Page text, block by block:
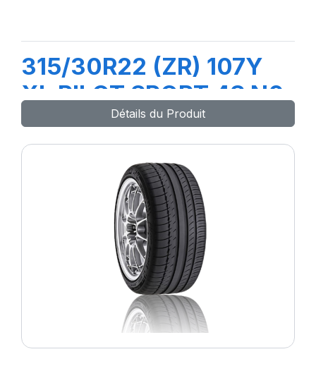
315/30R22 (ZR) 107Y
XL PILOT SPORT 4S N0
Détails du Produit